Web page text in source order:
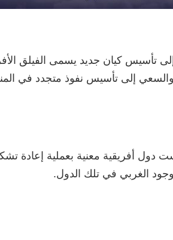
تأسيس كيان جديد يسمى الفيلق
والسعي إلى تأسيس نفوذ متجدد في
دول أفريقية معنية بعملية إعادة
الغربي في تلك الدول.